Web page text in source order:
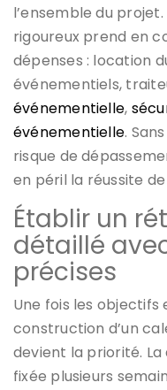
l’ensemble du
rigoureux prend en
dépenses : location
événementiels,
événementielle,
événementielle.
risque de
en péril la réussite
Établir un
détaillé
précises
Une fois les objectifs
construction d’un
devient la priorité.
fixée plusieurs